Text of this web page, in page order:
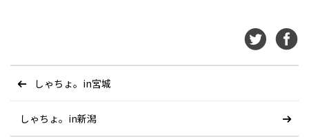
しゃちょ。in宮城
しゃちょ。in新潟